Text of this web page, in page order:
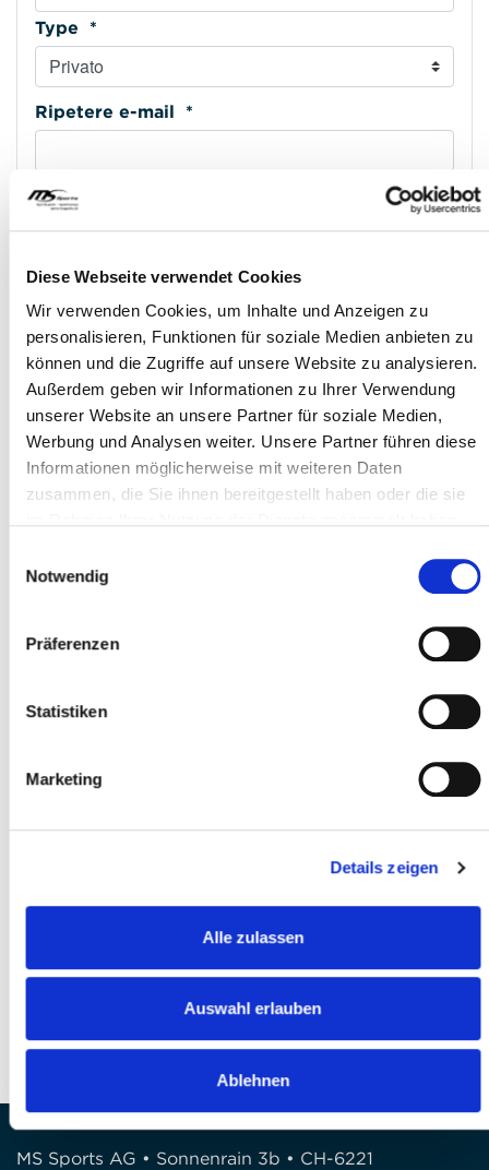
Diese Webseite verwendet Cookies
Wir verwenden Cookies, um Inhalte und Anzeigen zu
personalisieren, Funktionen für soziale Medien anbieten zu
können und die Zugriffe auf unsere Website zu analysieren.
Außerdem geben wir Informationen zu Ihrer Verwendung
unserer Website an unsere Partner für soziale Medien,
Werbung und Analysen weiter. Unsere Partner führen diese
Informationen möglicherweise mit weiteren Daten
zusammen, die Sie ihnen bereitgestellt haben oder die sie
Notwendig
Präferenzen
Statistiken
Marketing
Details zeigen
Alle zulassen
Auswahl erlauben
Ablehnen
Type *
Ripetere e-mail *
Type *
Indirizzo riga 1 *
CAP *
Partecipante
Accetto
Ho lettol'informativa sulla privacye do il
Siamo a disposizione di voi!
Telefono: 041 260 33 67
E-Mail: info@mssports.ch
MS Sports AG • Sonnenrain 3b • CH-6221